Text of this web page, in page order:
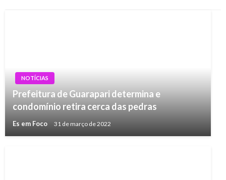
NOTÍCIAS
Prefeitura de Guarapari determina e
condomínio retira cerca das pedras
Es em Foco 31 de março de 2022